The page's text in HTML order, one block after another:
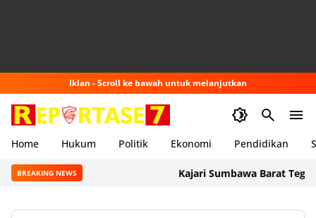
Iklan - Scroll ke bawah untuk melanjutkan
Home Hukum Politik Ekonomi Pendidikan
BREAKING NEWS Kajari Sumbawa Barat